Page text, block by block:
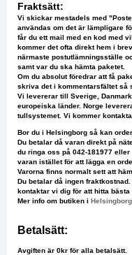
Fraktsätt:
Vi skickar mestadels med
användas om det är lämpligare
får du ett mail med en kod med
kommer det ofta direkt hem i
närmaste postutlämningsställe
samt var du ska hämta paketet.
Om du absolut föredrar att få
skriva det i kommentarsfältet så
Vi levererar till Sverige,
europeiska länder. Norge
tullsystemet. Vi kommer
Bor du i Helsingborg så kan
Du betalar då varan direkt på
du ringa oss på 042-181977 eller
varan istället för att lägga en
Varorna finns normalt sett att
Du betalar då ingen
kontaktar vi dig för att hitta bästa
Mer info om butiken i
Betalsätt:
Avgiften är 0kr för alla betalsätt.